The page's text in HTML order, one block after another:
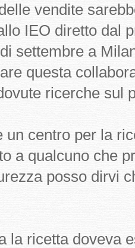
vendite
IEO diretto dal
settembre a
questa
ricerche sul
centro per la
a qualcuno che
posso dirvi
ricetta doveva